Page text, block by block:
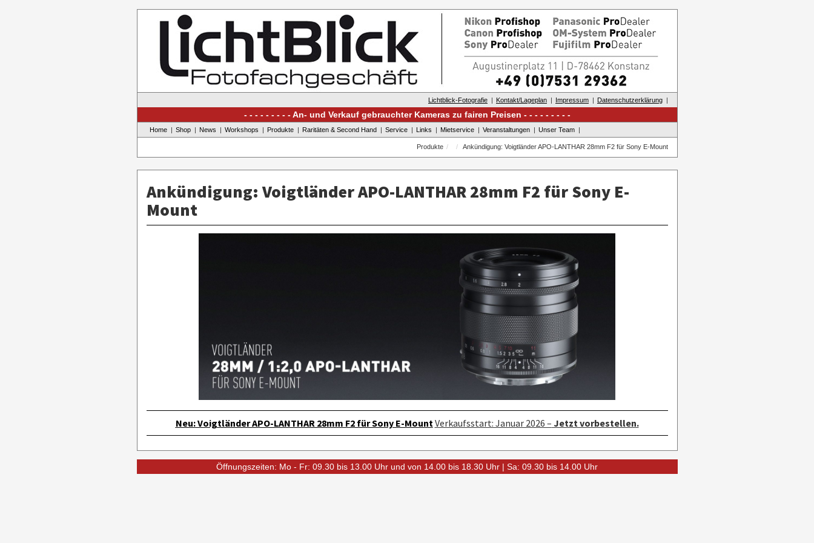
Lichtblick-Fotografie Kontakt/Lageplan Impressum Datenschutzerklärung
An- und Verkauf gebrauchter Kameras zu fairen Preisen
Home Shop News Workshops Produkte Raritäten & Second Hand Service Links Mietservice Veranstaltungen Unser Team
Produkte Ankündigung: Voigtländer APO-LANTHAR 28mm F2 für Sony E-Mount
Ankündigung: Voigtländer APO-LANTHAR 28mm F2 für Sony E-
Mount
Neu: Voigtländer APO-LANTHAR 28mm F2 für Sony E-Mount Verkaufsstart: Januar 2026 – Jetzt vorbestellen.
Öffnungszeiten: Mo - Fr: 09.30 bis 13.00 Uhr und von 14.00 bis 18.30 Uhr | Sa: 09.30 bis 14.00 Uhr